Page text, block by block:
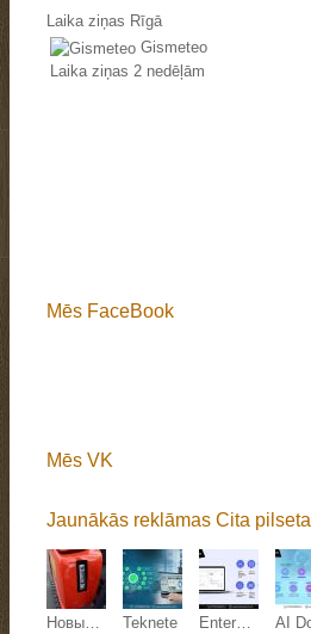
Laika ziņas Rīgā
Gismeteo
Laika ziņas 2 nedēļām
Mēs FaceBook
Mēs VK
Jaunākās reklāmas Cita pilseta
Новый мини-экскаватор QL-18 ECO, 1,8 т — цена договорная Teknete Enterprise Document Extraction Tool: Teknete